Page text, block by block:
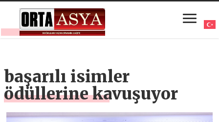
başarılı isimler
ödüllerine kavuşuyor